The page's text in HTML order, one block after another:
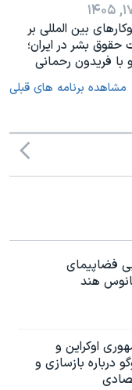
بین المللی بر
بشر در ایران؛
با فریدون رحمانی
مشاهده برنامه های قبلی
فضاپیمای
هند
اوکراین و
درباره بازسازی و